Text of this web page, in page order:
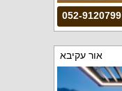
052-9120799
אור עקיבא